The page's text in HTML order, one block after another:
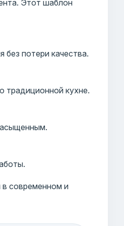
Этот шаблон
потери качества.
традиционной кухне.
в современном и